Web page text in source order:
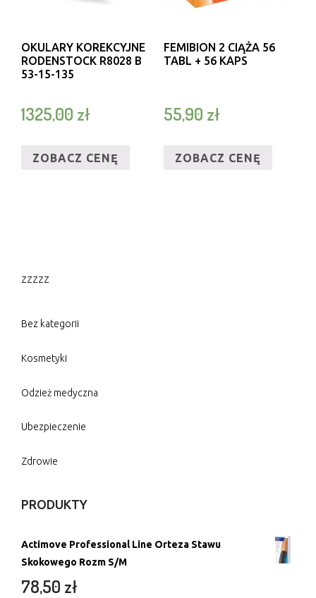
OKULARY KOREKCYJNE
RODENSTOCK R8028 B
53-15-135
1325,00 zł
ZOBACZ CENĘ
FEMIBION 2 CIĄŻA 56
TABL + 56 KAPS
55,90 zł
ZOBACZ CENĘ
zzzzz
Bez kategorii
Kosmetyki
Odzież medyczna
Ubezpieczenie
Zdrowie
PRODUKTY
Actimove Professional Line Orteza Stawu
Skokowego Rozm S/M
78,50 zł